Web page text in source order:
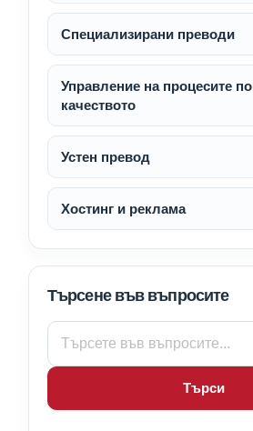
Специализирани преводи
Управление на процесите по
качеството
Устен превод
Хостинг и реклама
Търсене във въпросите
Търси